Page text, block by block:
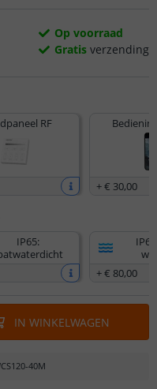
RF
+€ 30,00
IP65:
+€ 80,00
Op voorraad
Gratis verzending
IN WINKELWAGEN
40M